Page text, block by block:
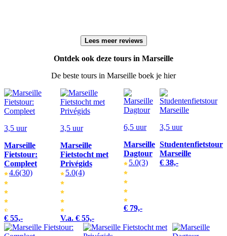
Lees meer reviews
Ontdek ook deze tours in Marseille
De beste tours in Marseille boek je hier
3,5 uur
Marseille
Fietstour:
Compleet
4.6(30)
€ 55,-
3,5 uur
Marseille
Fietstocht met
Privégids
5.0(4)
V.a. € 55,-
6,5 uur
Marseille
Dagtour
5.0(3)
€ 79,-
3,5 uur
Studentenfietstour
Marseille
€ 38,-